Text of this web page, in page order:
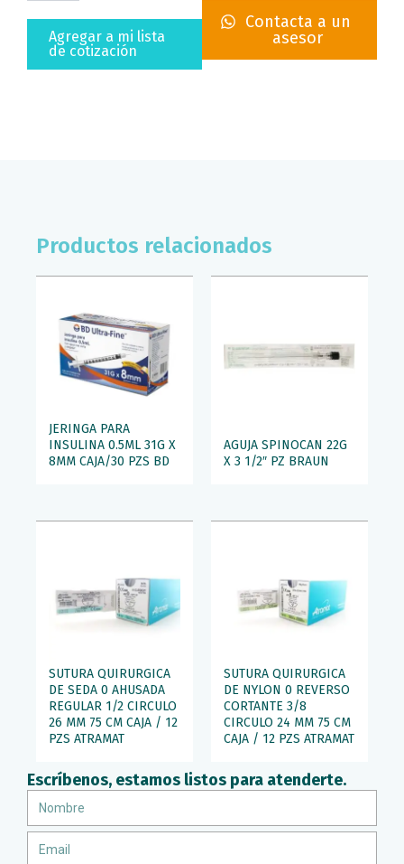
19MMAgregar a mi lista
de cotización
Contacta a un
asesor
Escríbenos, estamos listos para atenderte.
Productos relacionados
JERINGA PARA
INSULINA 0.5ML 31G X
8MM CAJA/30 PZS BD
AGUJA SPINOCAN 22G
X 3 1/2″ PZ BRAUN
SUTURA QUIRURGICA
DE SEDA 0 AHUSADA
REGULAR 1/2 CIRCULO
26 MM 75 CM CAJA / 12
PZS ATRAMAT
SUTURA QUIRURGICA
DE NYLON 0 REVERSO
CORTANTE 3/8
CIRCULO 24 MM 75 CM
CAJA / 12 PZS ATRAMAT